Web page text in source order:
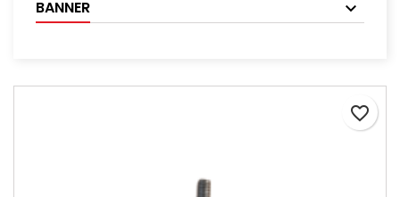
BANNER
favorite_border